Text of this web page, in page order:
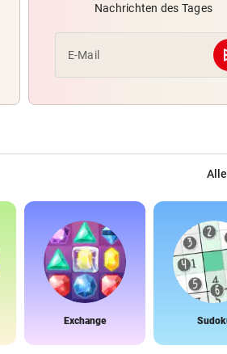
Nachrichten des Tages
E-Mail
Exchange